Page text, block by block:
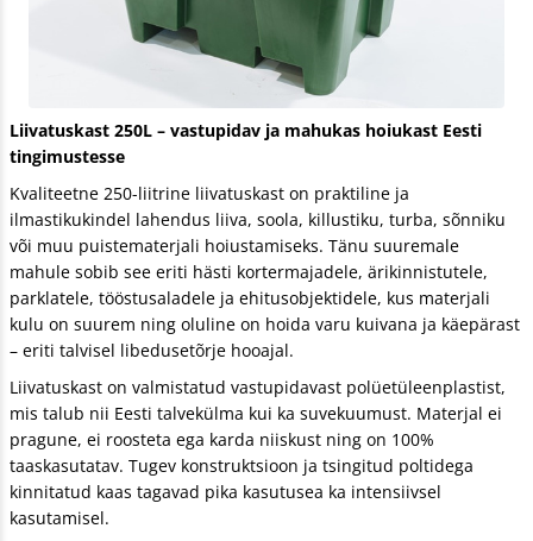
Liivatuskast 250L – vastupidav ja mahukas hoiukast Eesti
tingimustesse
Kvaliteetne 250-liitrine liivatuskast on praktiline ja
ilmastikukindel lahendus liiva, soola, killustiku, turba, sõnniku
või muu puistematerjali hoiustamiseks. Tänu suuremale
mahule sobib see eriti hästi kortermajadele, ärikinnistutele,
parklatele, tööstusaladele ja ehitusobjektidele, kus materjali
kulu on suurem ning oluline on hoida varu kuivana ja käepärast
– eriti talvisel libedusetõrje hooajal.
Liivatuskast on valmistatud vastupidavast polüetüleenplastist,
mis talub nii Eesti talvekülma kui ka suvekuumust. Materjal ei
pragune, ei roosteta ega karda niiskust ning on 100%
taaskasutatav. Tugev konstruktsioon ja tsingitud poltidega
kinnitatud kaas tagavad pika kasutusea ka intensiivsel
kasutamisel.